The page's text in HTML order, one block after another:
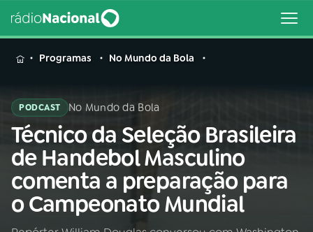
MENU
Buscar
na
Rádio
Nacional
Buscar
AO VIVO
Programas No Mundo da Bola
PODCAST No Mundo da Bola
Técnico da Seleção Brasileira
de Handebol Masculino
comenta a preparação para
o Campeonato Mundial